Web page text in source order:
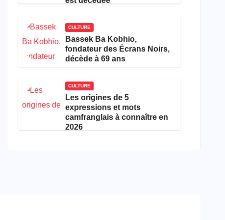
CULTURE
Bassek Ba Kobhio,
fondateur des Écrans Noirs,
décède à 69 ans
CULTURE
Les origines de 5
expressions et mots
camfranglais à connaître en
2026